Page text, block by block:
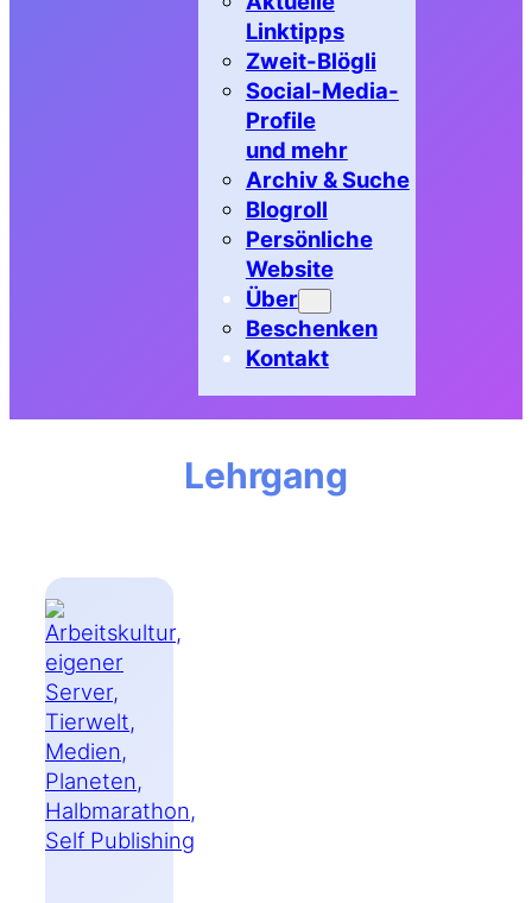
Linktipps
Zweit-Blögli
Social-Media-
Profile
und mehr
Archiv & Suche
Blogroll
Persönliche
Website
Über
Beschenken
Kontakt
Lehrgang